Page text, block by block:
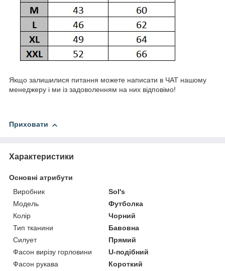
Якщо залишилися питання можете написати в ЧАТ нашому
менеджеру і ми із задоволенням на них відповімо!
Приховати
Характеристики
Основні атрибути
Виробник
Sol's
Модель
Футболка
Колір
Чорний
Тип тканини
Бавовна
Силует
Прямий
Фасон вирізу горловини
U-подібний
Фасон рукава
Короткий